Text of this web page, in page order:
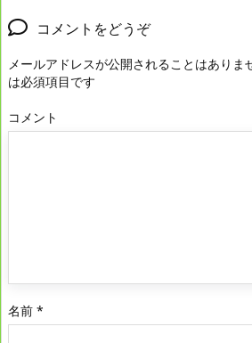
コメントをどうぞ
メールアドレスが公開されることはありま
は必須項目です
コメント
名前 *